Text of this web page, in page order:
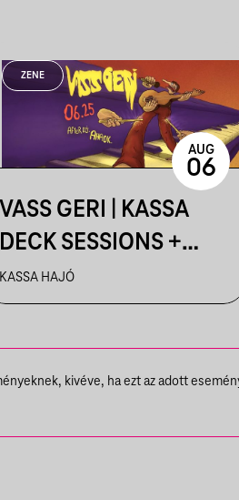
ZENE
VASS GERI | KASSA
DECK SESSIONS +
AFTER: AHAOK.
KASSA HAJÓ
AUG
06
kivéve, ha ezt az adott